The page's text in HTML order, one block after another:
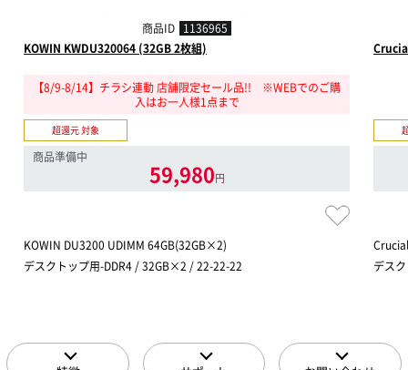
商品ID 1136965
KOWIN KWDU320064 (32GB 2枚組)
【8/9-8/14】チラシ連動 店舗限定セール品!! ※WEBでのご購
入はお一人様1点まで
超還元 対象
商品準備中
59,980円
KOWIN DU3200 UDIMM 64GB(32GB×2)
デスクトップ用-DDR4 / 32GB×2 / 22-22-22
デス